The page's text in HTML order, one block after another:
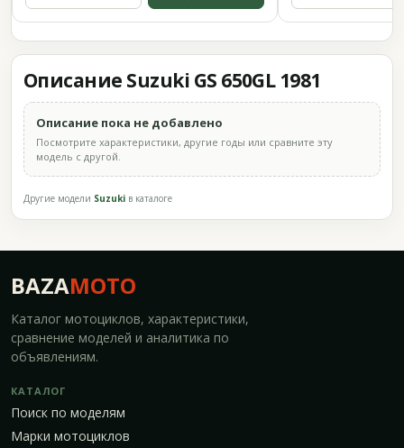
Описание Suzuki GS 650GL 1981
Описание пока не добавлено
Посмотрите характеристики, другие годы или сравните эту
модель с другой.
Другие модели Suzuki в каталоге
BAZAMOTO
Каталог мотоциклов, характеристики,
сравнение моделей и аналитика по
объявлениям.
КАТАЛОГ
Поиск по моделям
Марки мотоциклов